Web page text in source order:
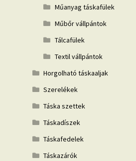
Műanyag táskafülek
Műbőr vállpántok
Tálcafülek
Textil vállpántok
Horgolható táskaaljak
Szerelékek
Táska szettek
Táskadíszek
Táskafedelek
Táskazárók